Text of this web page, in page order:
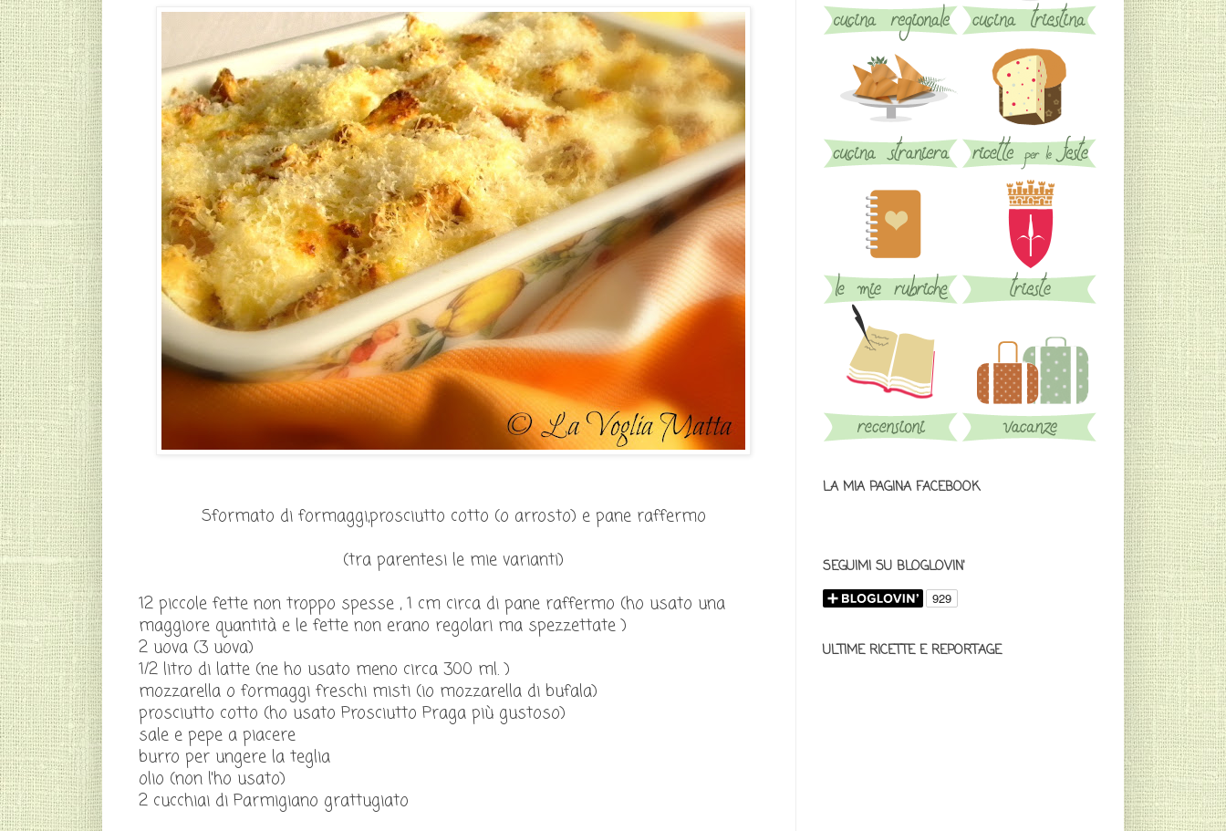
Sformato di formaggi,prosciutto cotto (o arrosto) e pane raffermo
(tra parentesi le mie varianti)
12 piccole fette non troppo spesse , 1 cm circa di pane raffermo (ho usato una
maggiore quantità e le fette non erano regolari ma spezzettate )
2 uova (3 uova)
1/2 litro di latte (ne ho usato meno circa 300 ml. )
mozzarella o formaggi freschi misti (io mozzarella di bufala)
prosciutto cotto (ho usato Prosciutto Praga più gustoso)
sale e pepe a piacere
burro per ungere la teglia
olio (non l'ho usato)
2 cucchiai di Parmigiano grattugiato
LA MIA PAGINA FACEBOOK
SEGUIMI SU BLOGLOVIN'
ULTIME RICETTE E REPORTAGE